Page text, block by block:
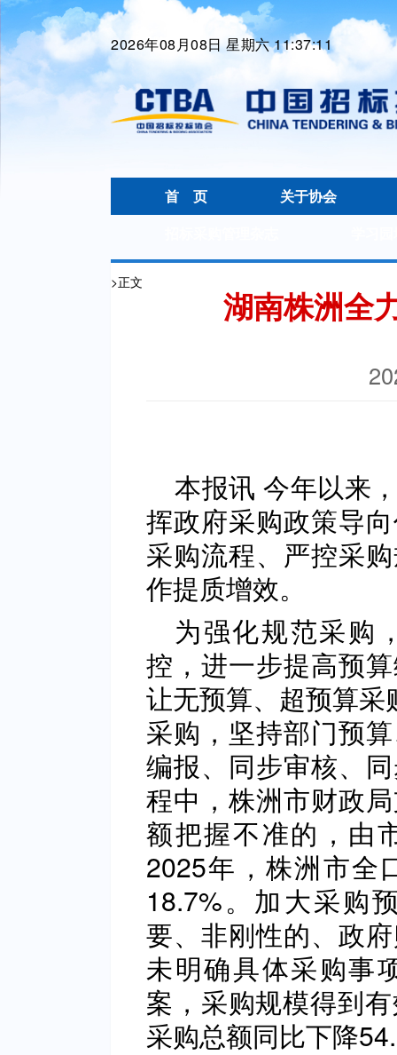
2026年08月08日 星期六 11:37:11
首 页
关于协会
>正文
湖南株洲全
本报讯 今年以来
挥政府采购政策导
采购流程、严控采
作提质增效。
为强化规范采购
控，进一步提高预
让无预算、超预算采
采购，坚持部门预
编报、同步审核、
程中，株洲市财政
额把握不准的，由
2025年，株洲市全
18.7%。加大采购
要、非刚性的、政
未明确具体采购事
案，采购规模得到
采购总额同比下降